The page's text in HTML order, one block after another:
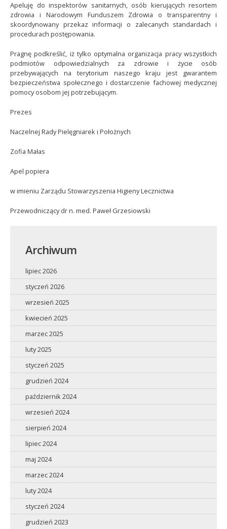
Apeluję do inspektorów sanitarnych, osób kierujących resortem
zdrowia i Narodowym Funduszem Zdrowia o transparentny i
skoordynowany przekaz informacji o zalecanych standardach i
procedurach postępowania.
Pragnę podkreślić, iż tylko optymalna organizacja pracy wszystkich
podmiotów odpowiedzialnych za zdrowie i życie osób
przebywających na terytorium naszego kraju jest gwarantem
bezpieczeństwa społecznego i dostarczenie fachowej medycznej
pomocy osobom jej potrzebującym.
Prezes
Naczelnej Rady Pielęgniarek i Położnych
Zofia Małas
Apel popiera
w imieniu Zarządu Stowarzyszenia Higieny Lecznictwa
Przewodniczący dr n. med. Paweł Grzesiowski
Archiwum
lipiec 2026
styczeń 2026
wrzesień 2025
kwiecień 2025
marzec 2025
luty 2025
styczeń 2025
grudzień 2024
październik 2024
wrzesień 2024
sierpień 2024
lipiec 2024
maj 2024
marzec 2024
luty 2024
styczeń 2024
grudzień 2023